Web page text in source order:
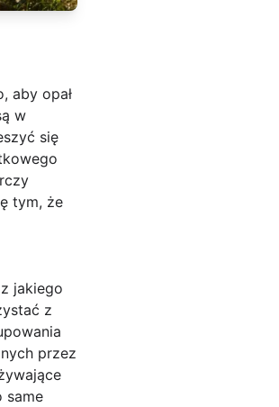
aby opał
w
się
tym, że
jakiego
z
przez
same